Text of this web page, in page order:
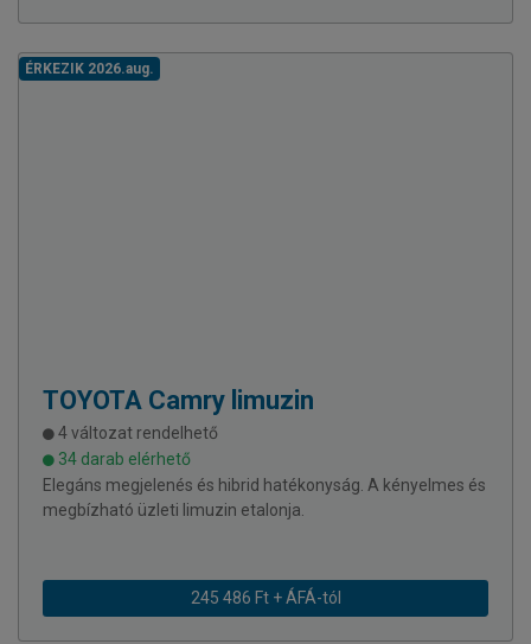
ÉRKEZIK 2026.aug.
TOYOTA Camry limuzin
4 változat rendelhető
34 darab elérhető
Elegáns megjelenés és hibrid hatékonyság. A kényelmes és
megbízható üzleti limuzin etalonja.
245 486 Ft + ÁFÁ-tól